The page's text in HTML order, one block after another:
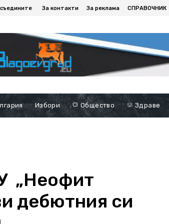
За контакти За реклама СПРАВОЧНИК
Избори Общество Здраве
„Неофит
дебютния си